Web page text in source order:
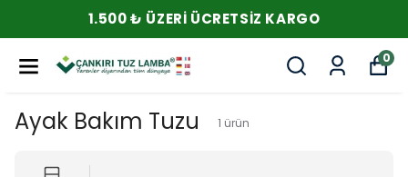
1.500 ₺ ÜZERI ÜCRETSIZ KARGO
0
Ayak Bakım Tuzu 1 ürün